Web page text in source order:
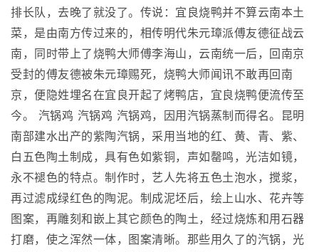
排长队，去晚了就没了。传说：宜良烧鸭并不算云南本土
菜，是由南方传过来的，相传明代朱元璋派傅友德征战云
南，同时带上了烧鸭大师傅李海山，云南统一后，回南京
受封的傅友德被朱元璋赐死，烧鸭大师闻讯不敢再回南
京，便隐姓埋名在宜良开起了烤鸭店，宜良烧鸭便流传至
今。 汽锅鸡 汽锅鸡 汽锅鸡，因用汽锅蒸制而得名。昆明
南部建水出产的紫陶汽锅，采用当地的红、黄、青、紫、
白五色陶土制成，具有色如紫铜，声如罄鸣，光洁如镜，
永不褪色的特点。制作时，艺人先将五色土泡水，搅浆，
再过滤成绿红色的陶泥。制成泥坯后，绘上山水、花卉等
图案，再雕刻和嵌上其它颜色的陶土，经过烧炼和用石器
打磨，使之浑然一体，图案清晰。那些用久了的汽锅，光